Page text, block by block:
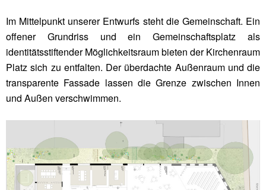
Im Mittelpunkt unserer Entwurfs steht die Gemeinschaft. Ein
offener Grundriss und ein Gemeinschaftsplatz als
identitätsstiftender Möglichkeitsraum bieten der Kirchenraum
Platz sich zu entfalten. Der überdachte Außenraum und die
transparente Fassade lassen die Grenze zwischen Innen
und Außen verschwimmen.